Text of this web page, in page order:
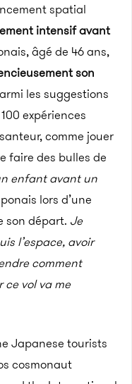
spatial
intensif avant
âgé de 46 ans,
son
les suggestions
expériences
comme jouer
faire des bulles de
enfant avant un
lors d’une
son départ. Je
l’espace, avoir
comment
ce vol va me
Japanese tourists
cosmonaut